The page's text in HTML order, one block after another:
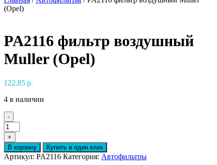
(Opel)
PA2116 фильтр воздушный
Muller (Opel)
122,85 р.
4 в наличии
-
Количество
товара
PA2116
фильтр
воздушный
+
В корзину
Купить в один клик
Артикул: PA2116 Категория: Автофильтры